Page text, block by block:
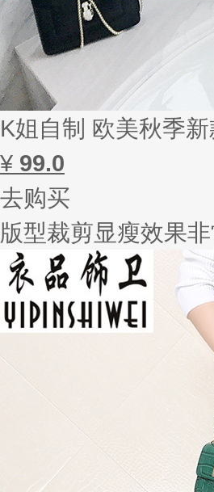
K姐自制 欧美秋季
¥ 99.0
去购买
版型裁剪显瘦效果